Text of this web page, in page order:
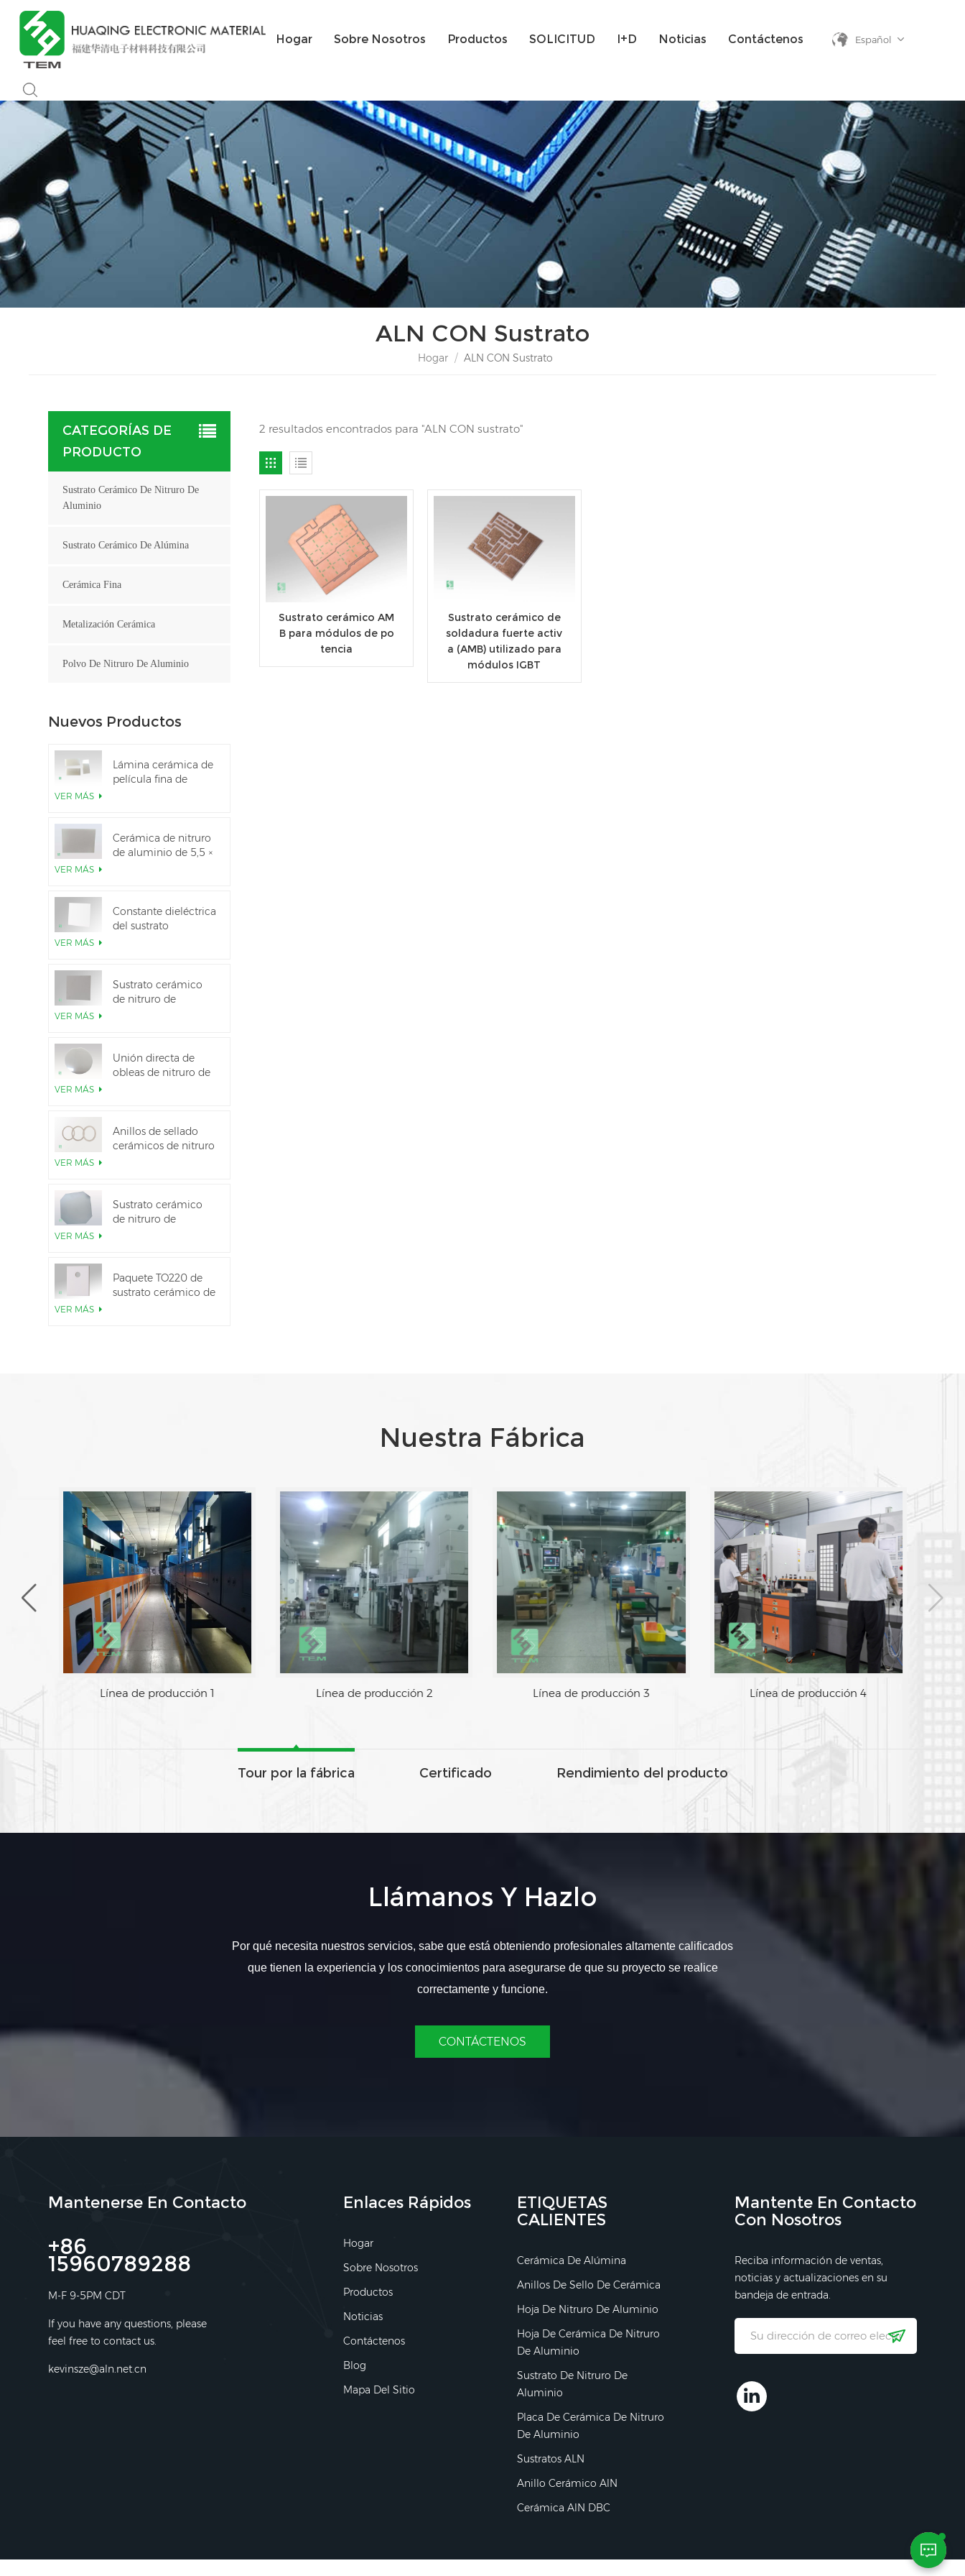
Hogar Sobre Nosotros Productos SOLICITUD I+D Noticias Contáctenos Español
ALN CON Sustrato
Hogar / ALN CON Sustrato
2 resultados encontrados para "ALN CON sustrato"
Sustrato cerámico AM
B para módulos de po
tencia
Sustrato cerámico de
soldadura fuerte activ
a (AMB) utilizado para
módulos IGBT
CATEGORÍAS DE
PRODUCTO
Sustrato Cerámico De Nitruro De
Aluminio
Sustrato Cerámico De Alúmina
Cerámica Fina
Metalización Cerámica
Polvo De Nitruro De Aluminio
Nuevos Productos
Lámina cerámica de
película fina de
VER MÁS
Cerámica de nitruro
de aluminio de 5,5 ×
VER MÁS
Constante dieléctrica
del sustrato
VER MÁS
Sustrato cerámico
de nitruro de
VER MÁS
Unión directa de
obleas de nitruro de
VER MÁS
Anillos de sellado
cerámicos de nitruro
VER MÁS
Sustrato cerámico
de nitruro de
VER MÁS
Paquete TO220 de
sustrato cerámico de
VER MÁS
Nuestra Fábrica
Línea de producción 1 Línea de producción 2 Línea de producción 3 Línea de producción 4
Tour por la fábrica Certificado Rendimiento del producto
Llámanos Y Hazlo
Por qué necesita nuestros servicios, sabe que está obteniendo profesionales altamente calificados
que tienen la experiencia y los conocimientos para asegurarse de que su proyecto se realice
correctamente y funcione.
CONTÁCTENOS
Mantenerse En Contacto
+86
15960789288
M-F 9-5PM CDT
If you have any questions, please
feel free to contact us.
kevinsze@aln.net.cn
Enlaces Rápidos
Hogar
Sobre Nosotros
Productos
Noticias
Contáctenos
Blog
Mapa Del Sitio
ETIQUETAS
CALIENTES
Cerámica De Alúmina
Anillos De Sello De Cerámica
Hoja De Nitruro De Aluminio
Hoja De Cerámica De Nitruro
De Aluminio
Sustrato De Nitruro De
Aluminio
Placa De Cerámica De Nitruro
De Aluminio
Sustratos ALN
Anillo Cerámico AlN
Cerámica AlN DBC
Mantente En Contacto
Con Nosotros
Reciba información de ventas,
noticias y actualizaciones en su
bandeja de entrada.